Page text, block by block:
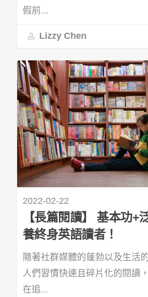
假前...
Lizzy Chen
2022-02-22
【長篇閱讀】 基本功+
養終身英語讀者！
隨著社群媒體的蓬勃以及生活
人們習慣快速且碎片化的閱讀
在追...